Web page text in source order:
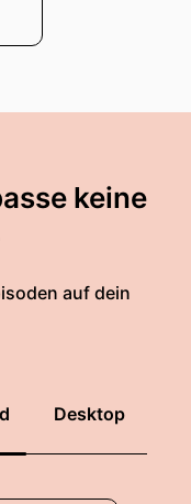
keine
auf dein
Desktop